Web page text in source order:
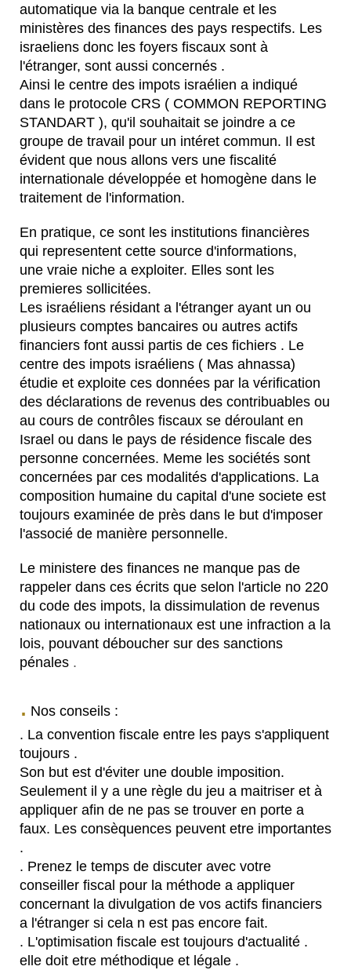
automatique via la banque centrale et les
ministères des finances des pays respectifs. Les
israeliens donc les foyers fiscaux sont à
l'étranger, sont aussi concernés .
Ainsi le centre des impots israélien a indiqué
dans le protocole CRS ( COMMON REPORTING
STANDART ), qu'il souhaitait se joindre a ce
groupe de travail pour un intéret commun. Il est
évident que nous allons vers une fiscalité
internationale développée et homogène dans le
traitement de l'information.
En pratique, ce sont les institutions financières
qui representent cette source d'informations,
une vraie niche a exploiter. Elles sont les
premieres sollicitées.
Les israéliens résidant a l'étranger ayant un ou
plusieurs comptes bancaires ou autres actifs
financiers font aussi partis de ces fichiers . Le
centre des impots israéliens ( Mas ahnassa)
étudie et exploite ces données par la vérification
des déclarations de revenus des contribuables ou
au cours de contrôles fiscaux se déroulant en
Israel ou dans le pays de résidence fiscale des
personne concernées. Meme les sociétés sont
concernées par ces modalités d'applications. La
composition humaine du capital d'une societe est
toujours examinée de près dans le but d'imposer
l'associé de manière personnelle.
Le ministere des finances ne manque pas de
rappeler dans ces écrits que selon l'article no 220
du code des impots, la dissimulation de revenus
nationaux ou internationaux est une infraction a la
lois, pouvant déboucher sur des sanctions
pénales .
. Nos conseils :
. La convention fiscale entre les pays s'appliquent
toujours .
Son but est d'éviter une double imposition.
Seulement il y a une règle du jeu a maitriser et à
appliquer afin de ne pas se trouver en porte a
faux. Les consèquences peuvent etre importantes
.
. Prenez le temps de discuter avec votre
conseiller fiscal pour la méthode a appliquer
concernant la divulgation de vos actifs financiers
a l'étranger si cela n est pas encore fait.
. L'optimisation fiscale est toujours d'actualité .
elle doit etre méthodique et légale .